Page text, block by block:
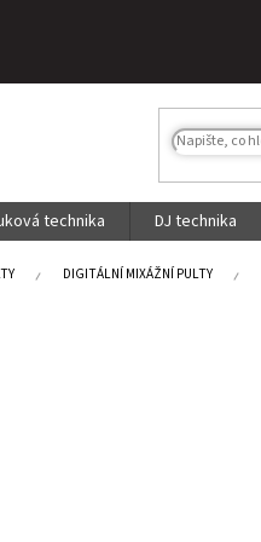
technika DJ technika
DIGITÁLNÍ MIXÁŽNÍ PULTY